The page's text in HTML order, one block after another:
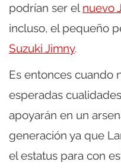
podrían ser el nuevo
incluso, el pequeño
Suzuki Jimny.
Es entonces cuando
esperadas
apoyarán en un
generación ya que
el estatus para con